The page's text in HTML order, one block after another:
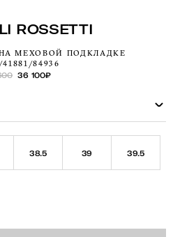
ROSSETTI
МЕХОВОЙ ПОДКЛАДКЕ
41881/84936
36 100₽
38.5 39 39.5